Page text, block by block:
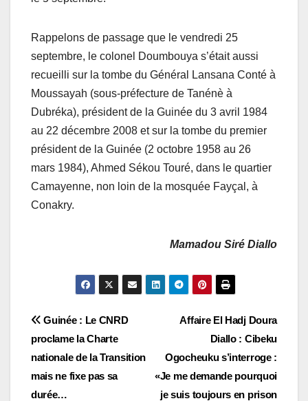
Rappelons de passage que le vendredi 25
septembre, le colonel Doumbouya s’était aussi
recueilli sur la tombe du Général Lansana Conté à
Moussayah (sous-préfecture de Tanénè à
Dubréka), président de la Guinée du 3 avril 1984
au 22 décembre 2008 et sur la tombe du premier
président de la Guinée (2 octobre 1958 au 26
mars 1984), Ahmed Sékou Touré, dans le quartier
Camayenne, non loin de la mosquée Fayçal, à
Conakry.
Mamadou Siré Diallo
Navigation
de
l’article
Affaire El Hadj Doura
Diallo : Cibeku
Ogocheuku s’interroge :
«Je me demande pourquoi
je suis toujours en prison
Guinée : Le CNRD
proclame la Charte
nationale de la Transition
mais ne fixe pas sa
durée…